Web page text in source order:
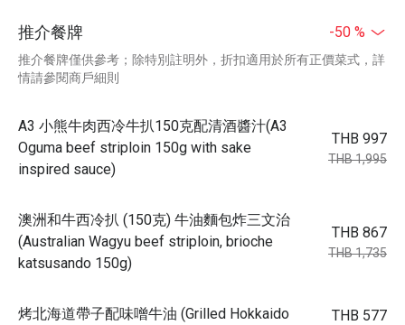
推介餐牌 -50 %
推介餐牌僅供參考；除特別註明外，折扣適用於所有正價菜式，詳
情請參閱商戶細則
A3 小熊牛肉西冷牛扒150克配清酒醬汁(A3
Oguma beef striploin 150g with sake
inspired sauce)
THB 997
THB 1,995
澳洲和牛西冷扒 (150克) 牛油麵包炸三文治
(Australian Wagyu beef striploin, brioche
katsusando 150g)
THB 867
THB 1,735
烤北海道帶子配味噌牛油 (Grilled Hokkaido
THB 577